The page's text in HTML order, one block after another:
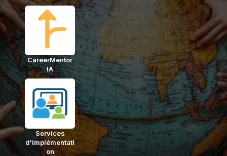
CareerMentor
IA
Services
d'implémentati
on